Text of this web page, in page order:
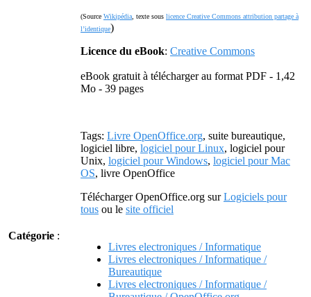
(Source Wikipédia , texte sous licence Creative Commons attribution partage à
l’identique)
Licence du eBook: Creative Commons
eBook gratuit à télécharger au format PDF - 1,42
Mo - 39 pages
Tags: Livre OpenOffice.org, suite bureautique,
logiciel libre, logiciel pour Linux, logiciel pour
Unix, logiciel pour Windows, logiciel pour Mac
OS, livre OpenOffice
Télécharger OpenOffice.org surLogiciels pour
tous ou le site officiel
Catégorie :
Livres electroniques / Informatique
Livres electroniques / Informatique /
Bureautique
Livres electroniques / Informatique /